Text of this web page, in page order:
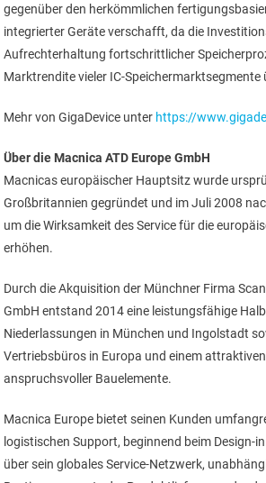
gegenüber den herkömmlichen
integrierter Geräte verschafft, da die
Aufrechterhaltung fortschrittlicher
Marktrendite vieler IC-Speichermarktsegmente
Mehr von GigaDevice unter https://
Über die Macnica ATD Europe GmbH
Macnicas europäischer Hauptsitz wurde
Großbritannien gegründet und im Juli 2008
um die Wirksamkeit des Service für die
erhöhen.
Durch die Akquisition der Münchner Firma
GmbH entstand 2014 eine leistungsfähige
Niederlassungen in München und Ingolstadt
Vertriebsbüros in Europa und einem
anspruchsvoller Bauelemente.
Macnica Europe bietet seinen Kunden
logistischen Support, beginnend beim Design-
über sein globales Service-Netzwerk,